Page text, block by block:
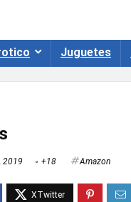
Juguetes
2019 +18 Amazon